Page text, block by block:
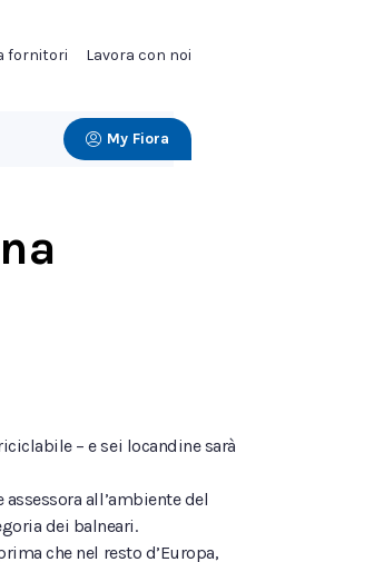
fornitori Lavora con noi
My Fiora
– e sei locandine sarà
all’ambiente del
dei balneari.
che nel resto d’Europa,